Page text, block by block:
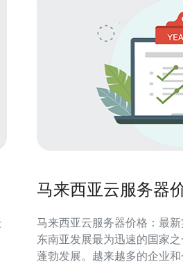
马来西亚云服务器
马来西亚云服务器价格：最新实惠报价
东南亚发展最为迅速的国家
蓬勃发展。越来越多的企业